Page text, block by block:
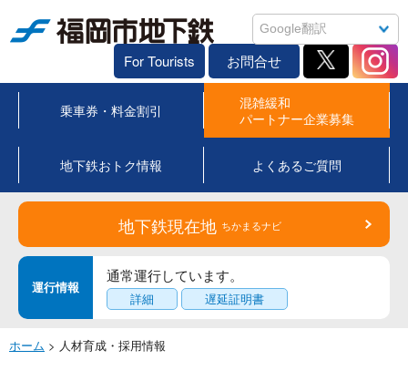
For Tourists お問合せ
乗車券・料金割引
混雑緩和
パートナー企業募集
地下鉄おトク情報 よくあるご質問
地下鉄現在地 ちかまるナビ
運行情報
通常運行しています。
詳細 遅延証明書
ホーム > 人材育成・採用情報